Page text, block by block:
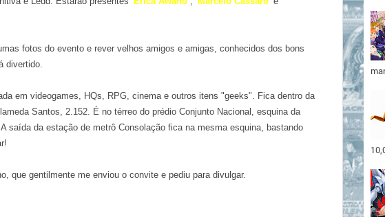
fotos do evento e rever velhos amigos e amigas, conhecidos dos bons
divertido.
em videogames, HQs, RPG, cinema e outros itens "geeks". Fica dentro da
Santos, 2.152. É no térreo do prédio Conjunto Nacional, esquina da
saída da estação de metrô Consolação fica na mesma esquina, bastando
que gentilmente me enviou o convite e pediu para divulgar.